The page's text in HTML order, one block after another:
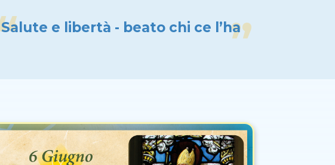
Salute e libertà - beato chi ce l’ha